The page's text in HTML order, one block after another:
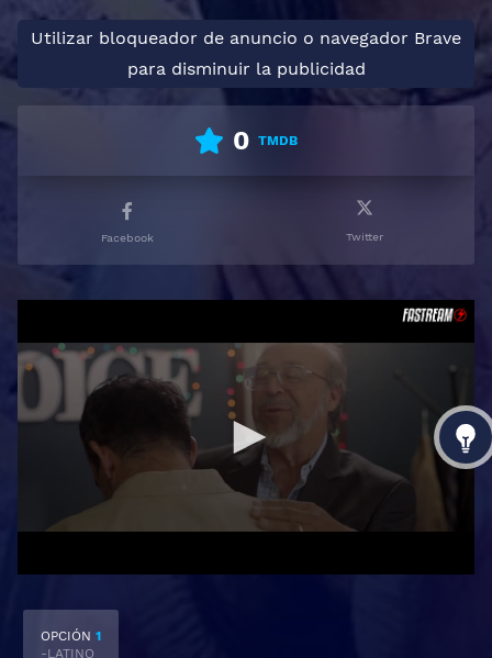
Utilizar bloqueador de anuncio o navegador Brave
para disminuir la publicidad
0 TMDB
Facebook Twitter
OPCIÓN 1
-LATINO